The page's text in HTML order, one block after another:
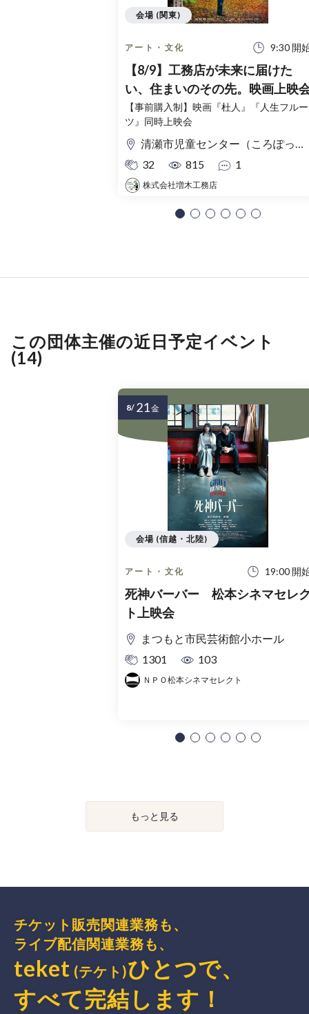
アート・文化 9:30 開
【8/9】工務店が未来に届けた
い、住まいのその先。映画上映
【事前購入制】映画『杜人』『人生フルー
ツ』同時上映会
清瀬市児童センター（ころぽっくる）東京都清瀬市中清戸3-235-5
32
815 1
株式会社増木工務店
会場 (関東)
この団体主催の近日予定イベント
(14)
アート・文化 19:00 開
死神バーバー 松本シネマセレ
ト上映会
まつもと市民芸術館小ホール
1301
103
ＮＰＯ松本シネマセレクト
会場 (信越・北陸)
8/ 21金
もっと見る
チケット販売関連業務も、
ライブ配信関連業務も、
teket (テケト)ひとつで、
すべて完結 します ！